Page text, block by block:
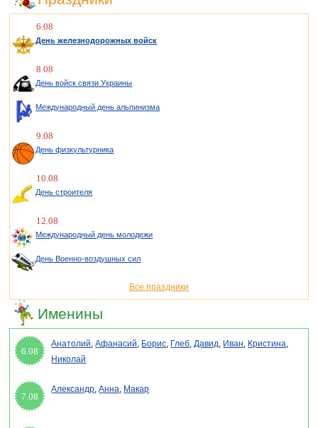
6.08
День железнодорожных войск
8.08
День войск связи Украины
Международный день альпинизма
9.08
День физкультурника
10.08
День строителя
12.08
Международный день молодежи
День Военно-воздушных сил
Все праздники
Именины
6.08
Анатолий,Афанасий, Борис, Глеб,Давид, Иван, Кристина,
Николай
7.08
Александр,Анна, Макар